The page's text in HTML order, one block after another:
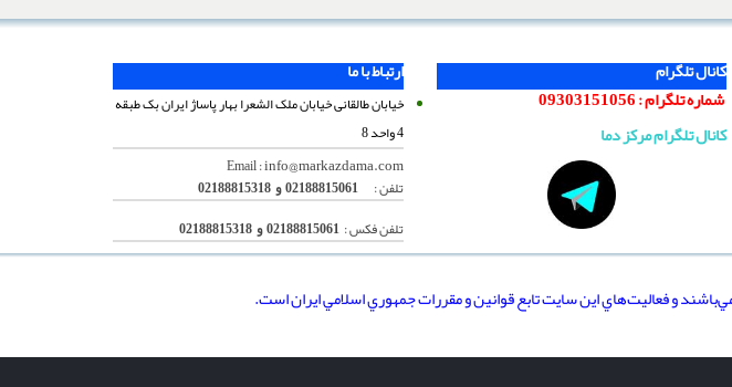
کانال تلگرام
شماره تلگرام :09303151056
کانال تلگرام مرکز دما
ارتباط با ما
خیابان طالقانی خیابان ملک الشعرا بهار پاساژ ایران بک طبقه
4 واحد 8
Email :info@markazdama.com
تلفن :
02188815061 و 02188815318
تلفن فکس :02188815061 و 02188815318
و فعاليت‌هاي اين سايت تابع قوانين و مقررات جمهوري اسلامي ايران است.